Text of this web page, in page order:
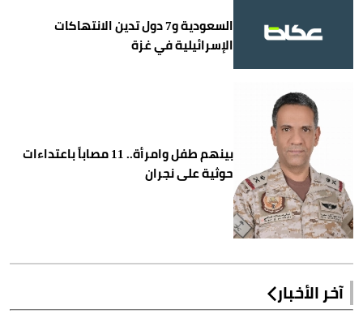
السعودية و7 دول تدين الانتهاكات
الإسرائيلية في غزة
بينهم طفل وامرأة.. 11 مصاباً باعتداءات
حوثية على نجران
آخر الأخبار